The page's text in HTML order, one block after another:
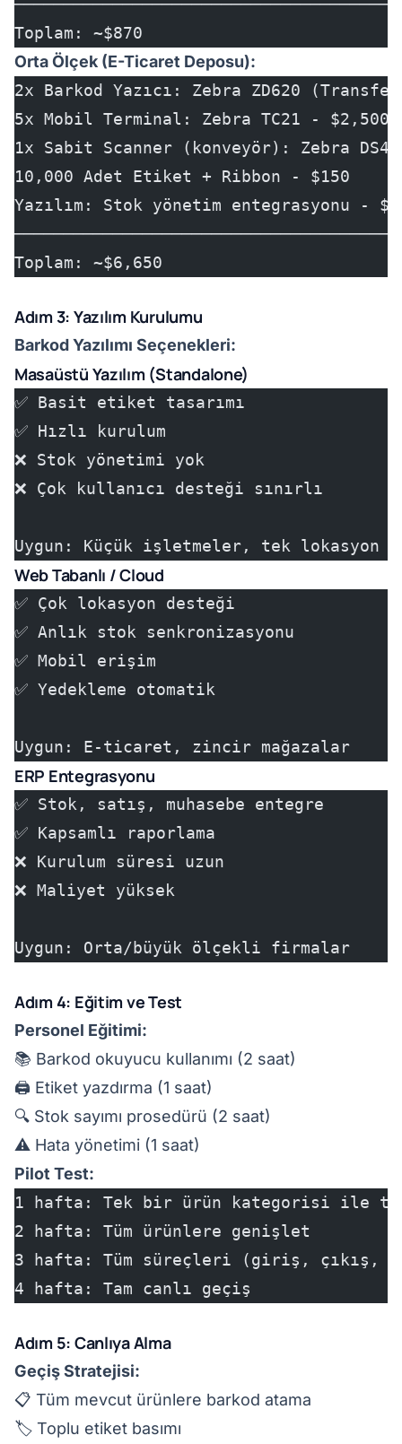
Toplam: ~$870
Orta Ölçek (E-Ticaret Deposu):
2x Barkod Yazıcı: Zebra ZD620
5x Mobil Terminal: Zebra TC21 - $2,500
1x Sabit Scanner (konveyör): Zebra
10,000 Adet Etiket + Ribbon - $150
Yazılım: Stok yönetim entegrasyonu -
Toplam: ~$6,650
Adım 3: Yazılım Kurulumu
Barkod Yazılımı Seçenekleri:
Masaüstü Yazılım (Standalone)
✅ Basit etiket tasarımı
✅ Hızlı kurulum
❌ Stok yönetimi yok
❌ Çok kullanıcı desteği sınırlı
Uygun: Küçük işletmeler, tek lokasyon
Web Tabanlı / Cloud
✅ Çok lokasyon desteği
✅ Anlık stok senkronizasyonu
✅ Mobil erişim
✅ Yedekleme otomatik
Uygun: E-ticaret, zincir mağazalar
ERP Entegrasyonu
✅ Stok, satış, muhasebe entegre
✅ Kapsamlı raporlama
❌ Kurulum süresi uzun
❌ Maliyet yüksek
Uygun: Orta/büyük ölçekli firmalar
Adım 4: Eğitim ve Test
Personel Eğitimi:
📚 Barkod okuyucu kullanımı (2 saat)
🖨️ Etiket yazdırma (1 saat)
🔍 Stok sayımı prosedürü (2 saat)
⚠️ Hata yönetimi (1 saat)
Pilot Test:
1 hafta: Tek bir ürün kategorisi ile
2 hafta: Tüm ürünlere genişlet
3 hafta: Tüm süreçleri (giriş, çıkış,
4 hafta: Tam canlı geçiş
Adım 5: Canlıya Alma
Geçiş Stratejisi:
📋 Tüm mevcut ürünlere barkod atama
🏷️ Toplu etiket basımı